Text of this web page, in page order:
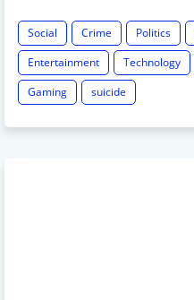
Social Crime Politics
Entertainment
Technology
Gaming
suicide